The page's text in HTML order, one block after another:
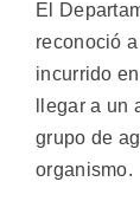
El
reconoció
incurrido
llegar a
grupo de
organismo.